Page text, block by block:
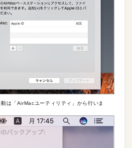
は「AirMacユーティリティ」から行いま